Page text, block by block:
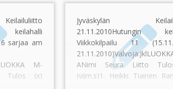
keilahalli
sarjaa am
M-
Tulos (x)
Jyväskylän
21.11.2010Hutungin
Viikkokilpailu 11
ANimi Seura Liitto
(viim.s)1. Heikki Tiainen